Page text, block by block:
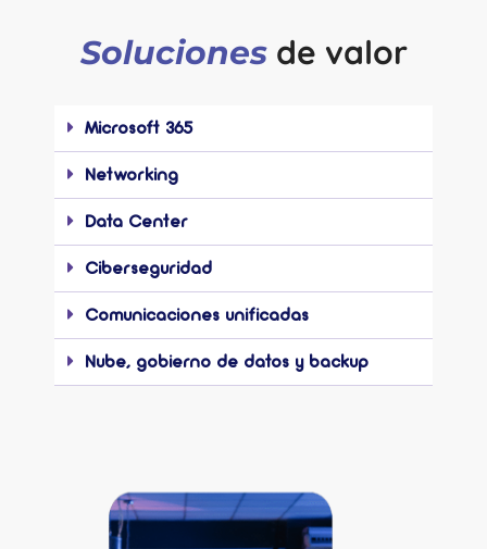
Solucionesde valor
Microsoft 365
Networking
Data Center
Ciberseguridad
Comunicaciones unificadas
Nube, gobierno de datos y backup